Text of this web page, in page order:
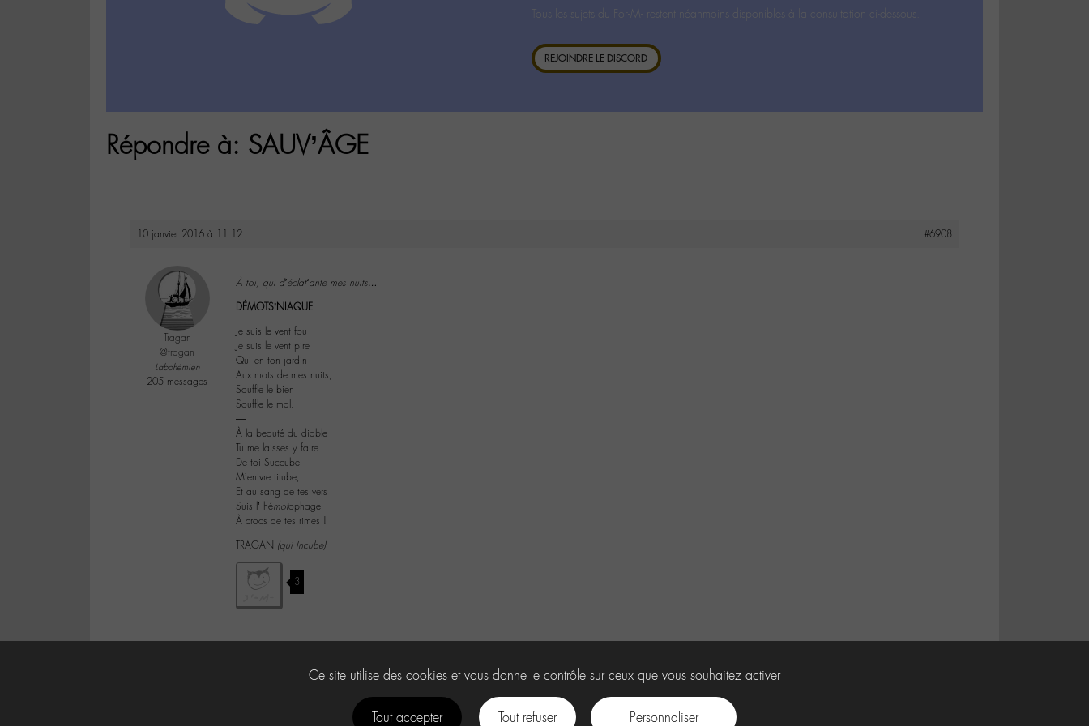
Tous les sujets du For-M- restent néanmoins disponibles à la consultation ci-dessous.
REJOINDRE LE DISCORD
Répondre à: SAUV’ÂGE
10 janvier 2016 à 11:12 #6908
Tragan
@tragan
Labohémien
205 messages
À toi, qui d’éclat‘ante mes nuits…
DÉMOTS’NIAQUE
Je suis le vent fou
Je suis le vent pire
Qui en ton jardin
Aux mots de mes nuits,
Souffle le bien
Souffle le mal.
―
À la beauté du diable
Tu me laisses y faire
De toi Succube
M’enivre titube,
Et au sang de tes vers
Suis l’ hémotophage
À crocs de tes rimes !
TRAGAN (qui Incube)
3
Ce site utilise des cookies et vous donne le contrôle sur ceux que vous souhaitez activer
Tout accepter Tout refuser Personnaliser